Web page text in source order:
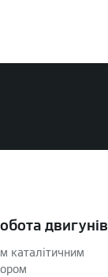
двигунів
каталітичним